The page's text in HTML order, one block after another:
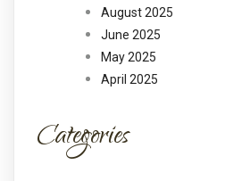
August 2025
June 2025
May 2025
April 2025
Categories